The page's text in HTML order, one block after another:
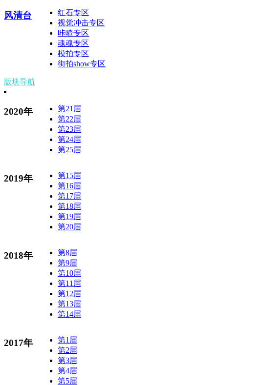
风清台
红石专区
视觉冲击专区
咔喳专区
魂魂专区
模拍专区
街拍show专区
版块导航
2020年
第21届
第22届
第23届
第24届
第25届
2019年
第15届
第16届
第17届
第18届
第19届
第20届
2018年
第8届
第9届
第10届
第11届
第12届
第13届
第14届
2017年
第1届
第2届
第3届
第4届
第5届